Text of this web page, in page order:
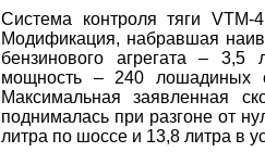
Система контроля тяги
Модификация, набравшая
бензинового агрегата – 3,5
мощность – 240 лошадиных
Максимальная заявленная
поднималась при разгоне от
литра по шоссе и 13,8 литра в